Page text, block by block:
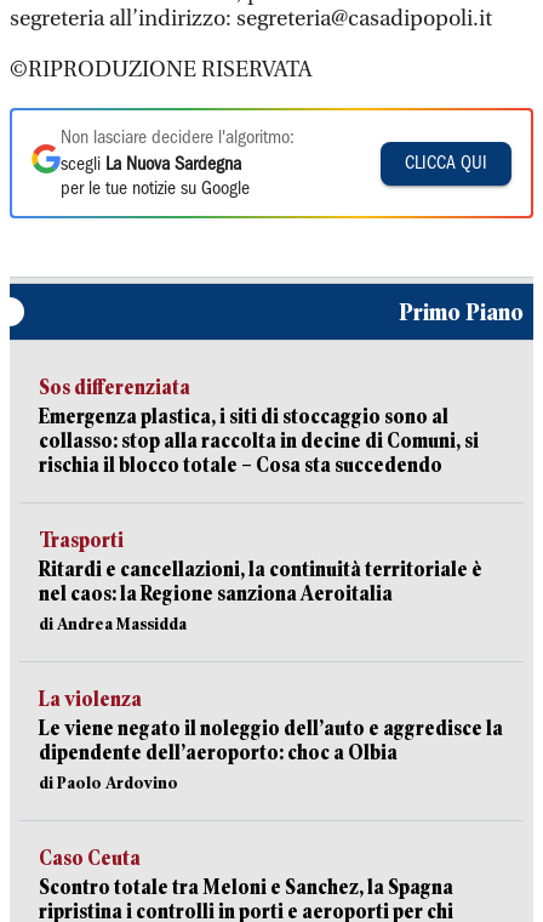
segreteria all’indirizzo: segreteria@casadipopoli.it
©RIPRODUZIONE RISERVATA
Non lasciare decidere l'algoritmo:
scegli La Nuova Sardegna
per le tue notizie su Google
CLICCA QUI
Primo Piano
Sos differenziata
Emergenza plastica, i siti di stoccaggio sono al
collasso: stop alla raccolta in decine di Comuni, si
rischia il blocco totale – Cosa sta succedendo
Trasporti
Ritardi e cancellazioni, la continuità territoriale è
nel caos: la Regione sanziona Aeroitalia
di Andrea Massidda
La violenza
Le viene negato il noleggio dell’auto e aggredisce la
dipendente dell’aeroporto: choc a Olbia
di Paolo Ardovino
Caso Ceuta
Scontro totale tra Meloni e Sanchez, la Spagna
ripristina i controlli in porti e aeroporti per chi